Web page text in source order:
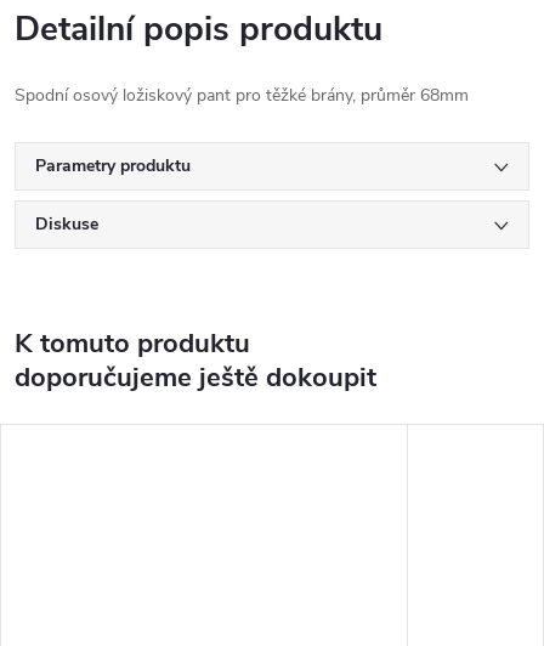
Detailní popis produktu
Spodní osový ložiskový pant pro těžké brány, průměr 68mm
Parametry produktu
Diskuse
K tomuto produktu
doporučujeme ještě dokoupit